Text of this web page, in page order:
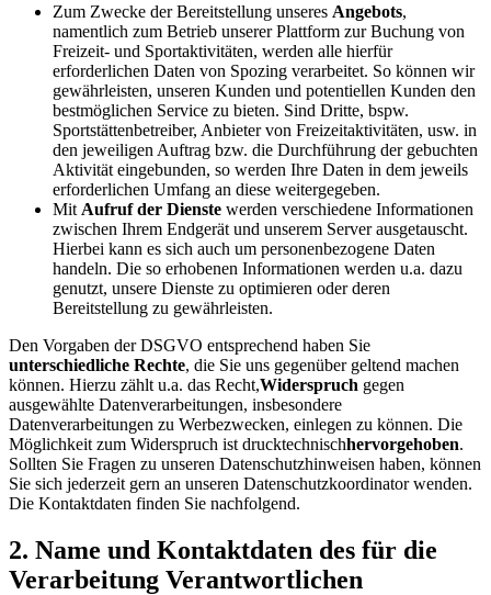
Zum Zwecke der Bereitstellung unseres Angebots,
namentlich zum Betrieb unserer Plattform zur Buchung von
Freizeit- und Sportaktivitäten, werden alle hierfür
erforderlichen Daten von Spozing verarbeitet. So können wir
gewährleisten, unseren Kunden und potentiellen Kunden den
bestmöglichen Service zu bieten. Sind Dritte, bspw.
Sportstättenbetreiber, Anbieter von Freizeitaktivitäten, usw. in
den jeweiligen Auftrag bzw. die Durchführung der gebuchten
Aktivität eingebunden, so werden Ihre Daten in dem jeweils
erforderlichen Umfang an diese weitergegeben.
Mit Aufruf der Dienste werden verschiedene Informationen
zwischen Ihrem Endgerät und unserem Server ausgetauscht.
Hierbei kann es sich auch um personenbezogene Daten
handeln. Die so erhobenen Informationen werden u.a. dazu
genutzt, unsere Dienste zu optimieren oder deren
Bereitstellung zu gewährleisten.
Den Vorgaben der DSGVO entsprechend haben Sie
unterschiedliche Rechte, die Sie uns gegenüber geltend machen
können. Hierzu zählt u.a. das Recht,Widerspruch gegen
ausgewählte Datenverarbeitungen, insbesondere
Datenverarbeitungen zu Werbezwecken, einlegen zu können. Die
Möglichkeit zum Widerspruch ist drucktechnischhervorgehoben.
Sollten Sie Fragen zu unseren Datenschutzhinweisen haben, können
Sie sich jederzeit gern an unseren Datenschutzkoordinator wenden.
Die Kontaktdaten finden Sie nachfolgend.
2. Name und Kontaktdaten des für die
Verarbeitung Verantwortlichen